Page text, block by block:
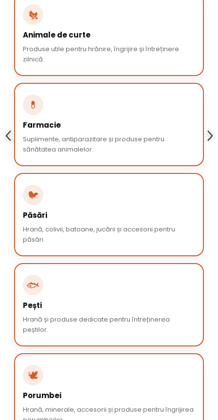
🐔
Animale de curte
Produse utile pentru hrănire, îngrijire și întreținere
zilnică.
💊
Farmacie
Suplimente, antiparazitare și produse pentru
sănătatea animalelor.
🐦
Păsări
Hrană, colivii, batoane, jucării și accesorii pentru
păsări.
🐟
Pești
Hrană și produse dedicate pentru întreținerea
peștilor.
🕊️
Porumbei
Hrană, minerale, accesorii și produse pentru îngrijirea